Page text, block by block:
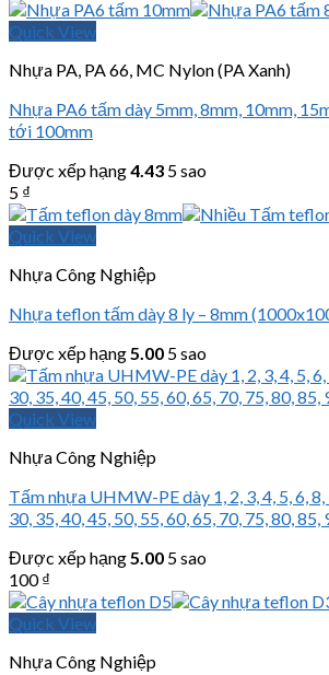
Quick View
Nhựa PA, PA 66, MC Nylon (PA Xanh)
Nhựa PA6 tấm dày 5mm, 8mm, 10mm,
tới 100mm
Được xếp hạng4.43 5 sao
5 ₫
Quick View
Nhựa Công Nghiệp
Nhựa teflon tấm dày 8 ly – 8mm
Được xếp hạng5.00 5 sao
Quick View
Nhựa Công Nghiệp
Tấm nhựa UHMW-PE dày 1, 2, 3, 4, 5, 6, 8,
30, 35, 40, 45, 50, 55, 60, 65, 70, 75, 80,
Được xếp hạng5.00 5 sao
100₫
Quick View
Nhựa Công Nghiệp